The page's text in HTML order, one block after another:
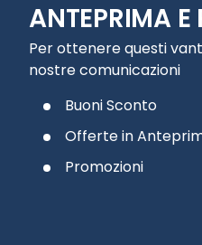
ANTEPRIMA
Per ottenere questi
nostre comunicazioni
Buoni Sconto
Offerte in
Promozioni